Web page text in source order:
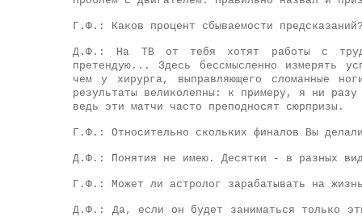
Г.Ф.: Каков процент сбываемости
Д.Ф.: На ТВ от тебя хотят работы с
претендую... Здесь бессмысленно измерять
чем у хирурга, выправляющего сломанные
результаты великолепны: к примеру, я ни
ведь эти матчи часто преподносят сюрпризы.
Г.Ф.: Относительно скольких финалов Вы
Д.Ф.: Понятия не имею. Десятки - в разных
Г.Ф.: Может ли астролог зарабатывать на
Д.Ф.: Да, если он будет заниматься только